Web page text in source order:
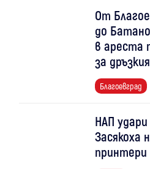
От
до
в ареста
за
Благоевград
НАП
Засякоха
принтери